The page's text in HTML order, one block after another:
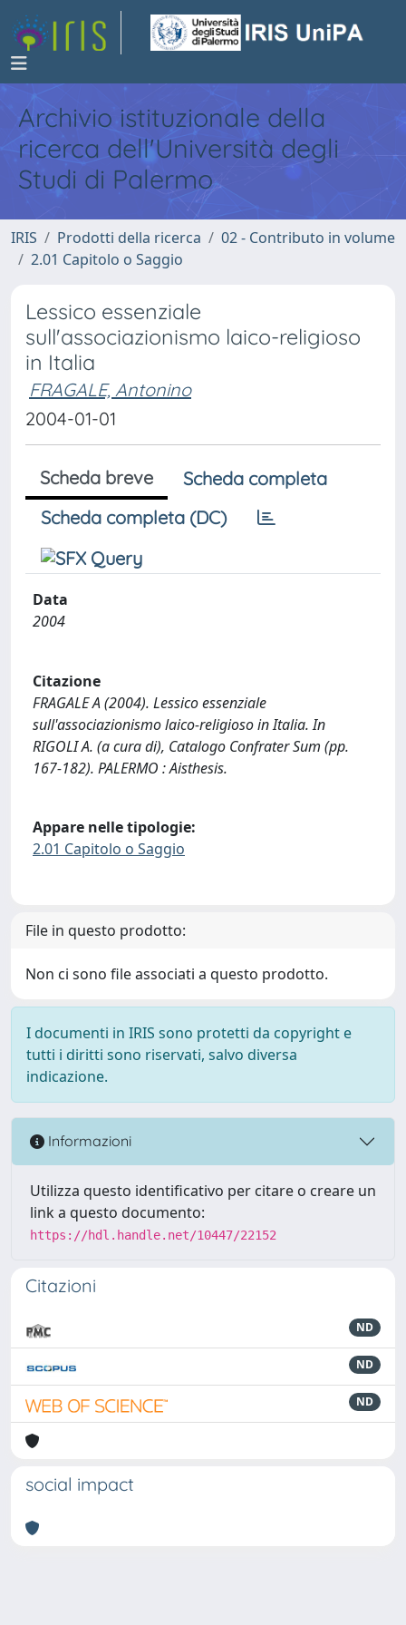
Archivio istituzionale della
ricerca dell'Università degli
Studi di Palermo
IRIS Prodotti della ricerca
02 - Contributo in volume
2.01 Capitolo o Saggio
Lessico essenziale
sull'associazionismo laico-religioso
in Italia
FRAGALE, Antonino
2004-01-01
Scheda breve
Scheda completa
Scheda completa (DC)
Data
2004
Citazione
FRAGALE A (2004). Lessico essenziale
sull'associazionismo laico-religioso in Italia. In
RIGOLI A. (a cura di), Catalogo Confrater Sum (pp.
167-182). PALERMO : Aisthesis.
Appare nelle tipologie:
2.01 Capitolo o Saggio
File in questo prodotto:
Non ci sono file associati a questo prodotto.
I documenti in IRIS sono protetti da copyright e
tutti i diritti sono riservati, salvo diversa
indicazione.
Informazioni
Utilizza questo identificativo per citare o creare un
link a questo documento:
https://hdl.handle.net/10447/22152
Citazioni
ND
ND
ND
social impact